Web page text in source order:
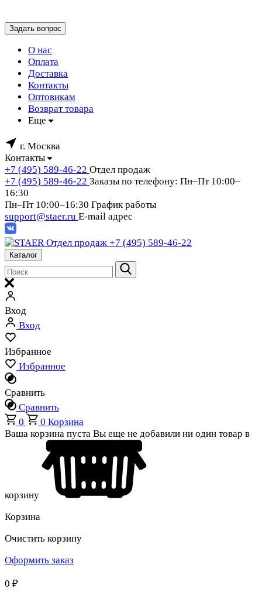
Задать вопрос
О нас
Оплата
Доставка
Контакты
Оптовикам
Возврат товара
Еще
г. Москва
Контакты
+7 (495) 589-46-22 Отдел продаж
+7 (495) 589-46-22 Заказы по телефону: Пн–Пт 10:00–
16:30
Пн–Пт 10:00–16:30 График работы
support@staer.ru E-mail адрес
Отдел продаж +7 (495) 589-46-22
Каталог
Вход
Вход
Избранное
Избранное
Сравнить
Сравнить
0
0 Корзина
Ваша корзина пуста Вы еще не добавили ни один товар в
корзину
Корзина
Очистить корзину
Оформить заказ
0 ₽